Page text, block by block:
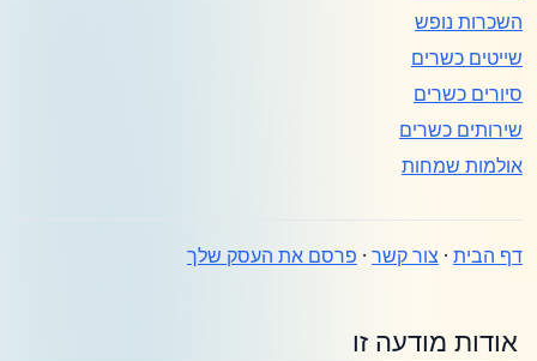
השכרות נופש
שייטים כשרים
סיורים כשרים
שירותים כשרים
אולמות שמחות
דף הבית · צור קשר · פרסם את העסק שלך
אודות מודעה זו